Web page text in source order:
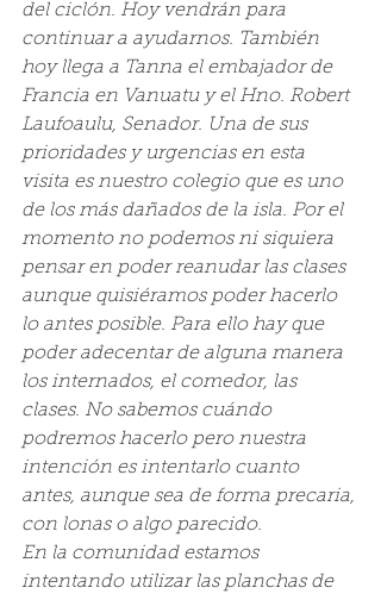
del ciclón. Hoy vendrán para
continuar a ayudarnos. También
hoy llega a Tanna el embajador de
Francia en Vanuatu y el Hno. Robert
Laufoaulu, Senador. Una de sus
prioridades y urgencias en esta
visita es nuestro colegio que es uno
de los más dañados de la isla. Por el
momento no podemos ni siquiera
pensar en poder reanudar las clases
aunque quisiéramos poder hacerlo
lo antes posible. Para ello hay que
poder adecentar de alguna manera
los internados, el comedor, las
clases. No sabemos cuándo
podremos hacerlo pero nuestra
intención es intentarlo cuanto
antes, aunque sea de forma precaria,
con lonas o algo parecido.
En la comunidad estamos
intentando utilizar las planchas de